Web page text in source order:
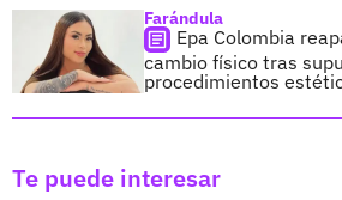
Farándula
Epa Colombia
cambio físico tras
procedimientos
Te puede interesar